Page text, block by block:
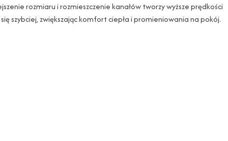
rozmiaru i rozmieszczenie kanałów tworzy wyższe prędkości
szybciej, zwiększając komfort ciepła i promieniowania na pokój.